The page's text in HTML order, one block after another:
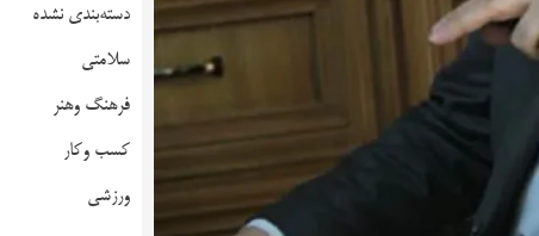
دسته‌بندی نشده
سلامتی
فرهنگ وهنر
کسب وکار
ورزشی